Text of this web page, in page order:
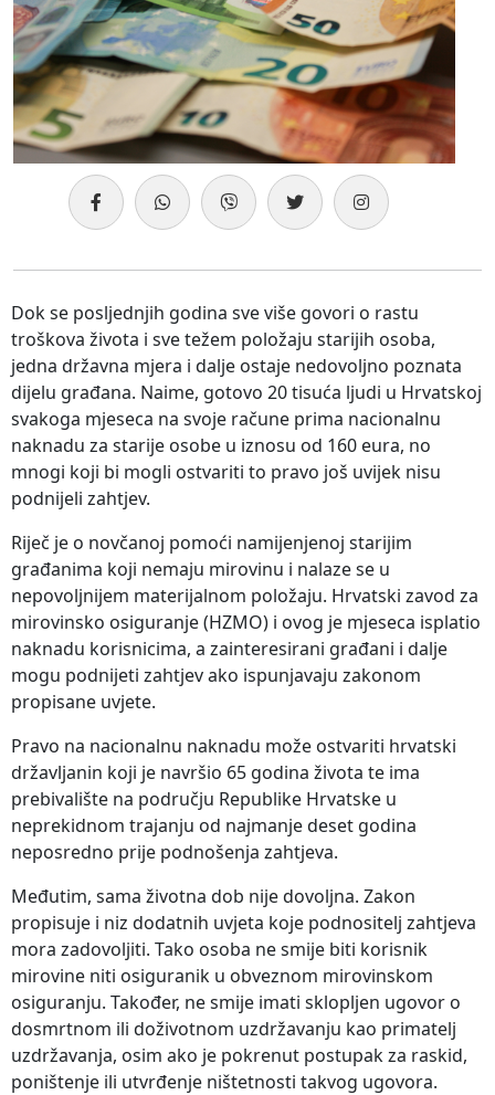
Dok se posljednjih godina sve više govori o rastu
troškova života i sve težem položaju starijih osoba,
jedna državna mjera i dalje ostaje nedovoljno poznata
dijelu građana. Naime, gotovo 20 tisuća ljudi u Hrvatskoj
svakoga mjeseca na svoje račune prima nacionalnu
naknadu za starije osobe u iznosu od 160 eura, no
mnogi koji bi mogli ostvariti to pravo još uvijek nisu
podnijeli zahtjev.
Riječ je o novčanoj pomoći namijenjenoj starijim
građanima koji nemaju mirovinu i nalaze se u
nepovoljnijem materijalnom položaju. Hrvatski zavod za
mirovinsko osiguranje (HZMO) i ovog je mjeseca isplatio
naknadu korisnicima, a zainteresirani građani i dalje
mogu podnijeti zahtjev ako ispunjavaju zakonom
propisane uvjete.
Pravo na nacionalnu naknadu može ostvariti hrvatski
državljanin koji je navršio 65 godina života te ima
prebivalište na području Republike Hrvatske u
neprekidnom trajanju od najmanje deset godina
neposredno prije podnošenja zahtjeva.
Međutim, sama životna dob nije dovoljna. Zakon
propisuje i niz dodatnih uvjeta koje podnositelj zahtjeva
mora zadovoljiti. Tako osoba ne smije biti korisnik
mirovine niti osiguranik u obveznom mirovinskom
osiguranju. Također, ne smije imati sklopljen ugovor o
dosmrtnom ili doživotnom uzdržavanju kao primatelj
uzdržavanja, osim ako je pokrenut postupak za raskid,
poništenje ili utvrđenje ništetnosti takvog ugovora.